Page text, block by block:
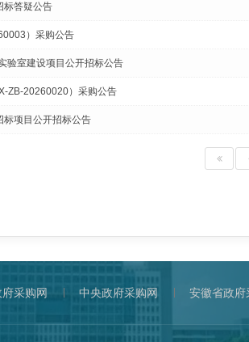
标答疑公告
）采购公告
验室建设项目公开招标公告
ZB-20260020）采购公告
标项目公开招标公告
采购网 中央政府采购网 安徽省政府